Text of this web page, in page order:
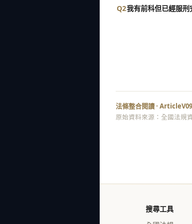
Q2我有前科但已經服刑
法條整合閱讀 · ArticleV09
原始資料來源：全國法規
搜尋工具